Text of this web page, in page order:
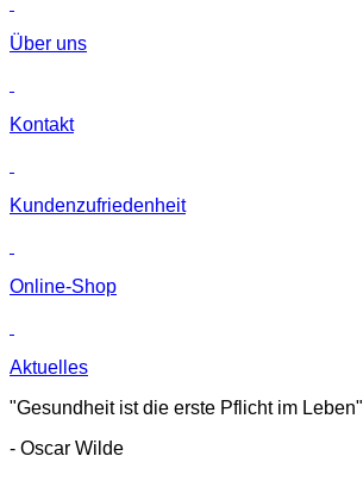
Über uns
Kontakt
Kunden­zufriedenheit
Online-Shop
Aktuelles
"Gesundheit ist die erste Pflicht im Leben"
- Oscar Wilde